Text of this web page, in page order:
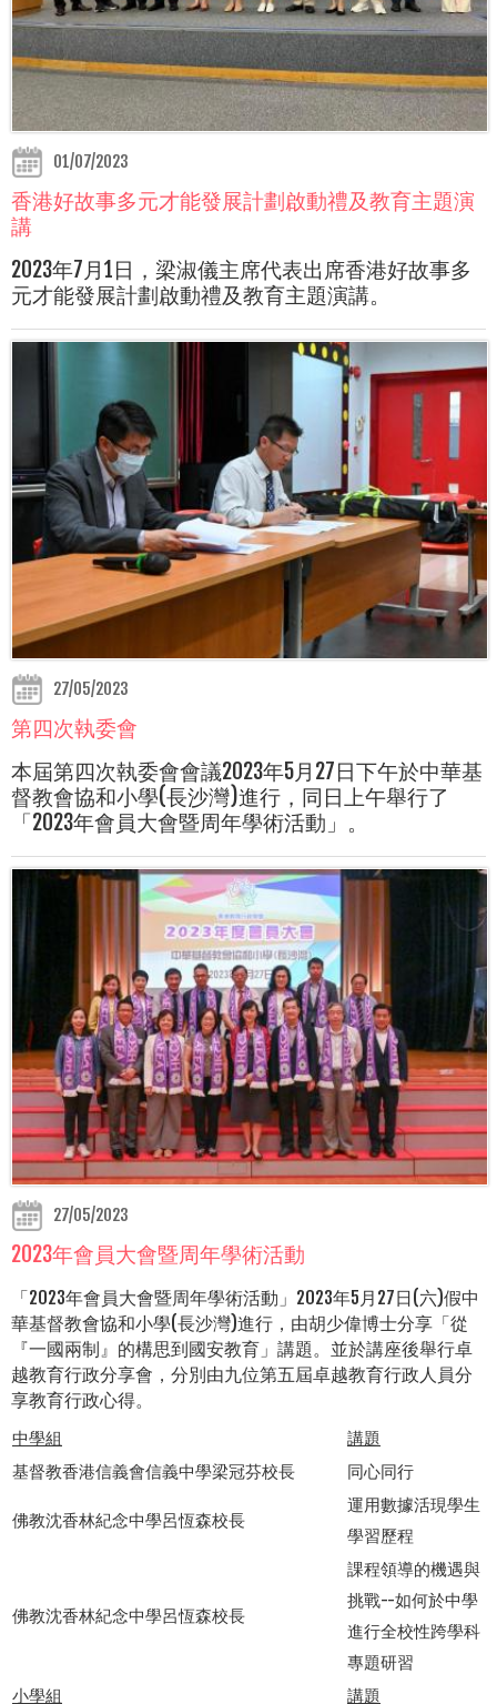
01/07/2023
香港好故事多元才能發展計劃啟動禮及教育主題演
講
2023年7月1日，梁淑儀主席代表出席香港好故事多
元才能發展計劃啟動禮及教育主題演講。
27/05/2023
第四次執委會
本屆第四次執委會會議2023年5月27日下午於中華基
督教會協和小學(長沙灣)進行，同日上午舉行了
「2023年會員大會暨周年學術活動」。
27/05/2023
2023年會員大會暨周年學術活動
「2023年會員大會暨周年學術活動」2023年5月27日(六)假中
華基督教會協和小學(長沙灣)進行，由胡少偉博士分享「從
『一國兩制』的構思到國安教育」講題。並於講座後舉行卓
越教育行政分享會，分別由九位第五屆卓越教育行政人員分
享教育行政心得。
中學組
講題
基督教香港信義會信義中學梁冠芬校長
同心同行
佛教沈香林紀念中學呂恆森校長
運用數據活現學生
學習歷程
佛教沈香林紀念中學呂恆森校長
課程領導的機遇與
挑戰--如何於中學
進行全校性跨學科
專題研習
小學組
講題